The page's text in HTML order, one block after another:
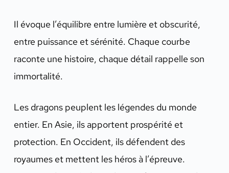
Il évoque l’équilibre entre lumière et obscurité,
entre puissance et sérénité. Chaque courbe
raconte une histoire, chaque détail rappelle son
immortalité.
Les dragons peuplent les légendes du monde
entier. En Asie, ils apportent prospérité et
protection. En Occident, ils défendent des
royaumes et mettent les héros à l’épreuve.